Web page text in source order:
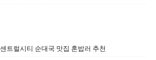
트럴시티 순대국 맛집 혼밥러 추천